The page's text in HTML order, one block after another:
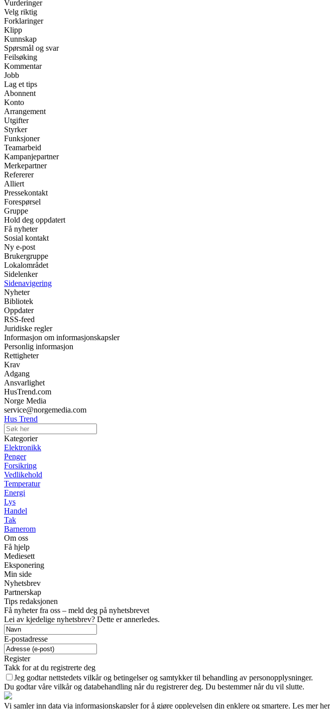
Vurderinger
Velg riktig
Forklaringer
Klipp
Kunnskap
Spørsmål og svar
Feilsøking
Kommentar
Jobb
Lag et tips
Abonnent
Konto
Arrangement
Utgifter
Styrker
Funksjoner
Teamarbeid
Kampanjepartner
Merkepartner
Refererer
Alliert
Pressekontakt
Forespørsel
Gruppe
Hold deg oppdatert
Få nyheter
Sosial kontakt
Ny e-post
Brukergruppe
Lokalområdet
Sidelenker
Sidenavigering
Nyheter
Bibliotek
Oppdater
RSS-feed
Juridiske regler
Informasjon om informasjonskapsler
Personlig informasjon
Rettigheter
Krav
Adgang
Ansvarlighet
HusTrend.com
Norge Media
service@norgemedia.com
Hus Trend
Kategorier
Elektronikk
Penger
Forsikring
Vedlikehold
Temperatur
Energi
Lys
Handel
Tak
Barnerom
Om oss
Få hjelp
Mediesett
Eksponering
Min side
Nyhetsbrev
Partnerskap
Tips redaksjonen
Få nyheter fra oss – meld deg på nyhetsbrevet
Lei av kjedelige nyhetsbrev? Dette er annerledes.
E-postadresse
Register
Takk for at du registrerte deg
Jeg godtar nettstedets vilkår og betingelser og samtykker til behandling av personopplysninger.
Du godtar våre vilkår og databehandling når du registrerer deg. Du bestemmer når du vil slutte.
Vi samler inn data via informasjonskapsler for å gjøre opplevelsen din enklere og smartere. Les mer